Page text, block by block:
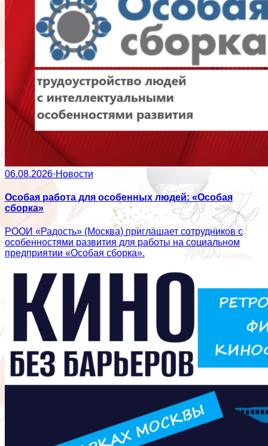
06.08.2026·Новости
Особая работа для особенных людей: «Особая
сборка»
РООИ «Радость» (Москва) приглашает сотрудников с
особенностями развития для работы на социальном
предприятии «Особая сборка».